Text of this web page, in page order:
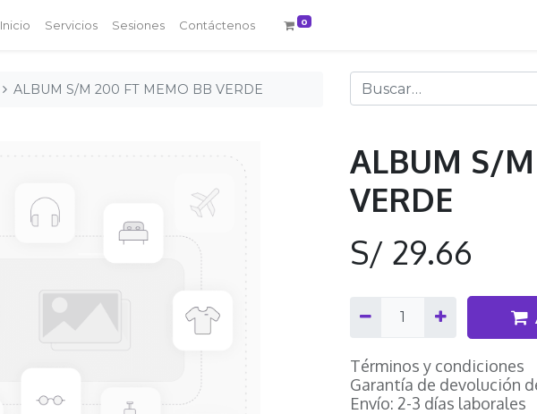
Inicio Servicios Sesiones Contáctenos 0
ALBUM S/M 200 FT MEMO BB VERDE
ALBUM S/
VERDE
S/ 29.66
Términos y condiciones
Garantía de devolución
Envío: 2-3 días laborales